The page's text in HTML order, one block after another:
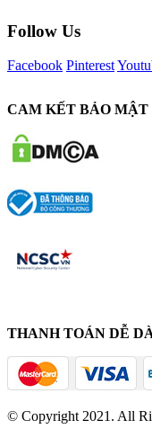
Follow Us
Facebook Pinterest
CAM KẾT BẢO MẬT
THANH TOÁN DỄ
© Copyright 2021. All